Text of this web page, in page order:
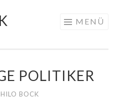
MENÜ
POLITIKER
BOCK